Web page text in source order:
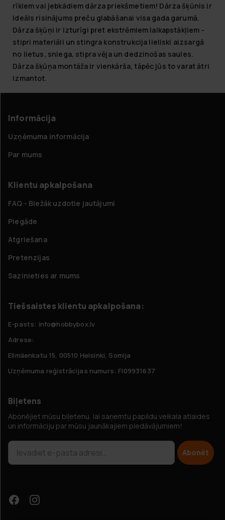
rīkiem vai jebkādiem dārza priekšmetiem! Dārza šķūnis ir
ideāls risinājums preču glabāšanai visa gada garumā.
Dārza šķūņi ir izturīgi pret ekstrēmiem laikapstākļiem -
stipri materiāli un stingra konstrukcija lieliski aizsargā
no lietus, sniega, stipra vēja un dedzinošas saules.
Dārza šķūņa montāža ir vienkārša, tāpēc jūs to varat ātri
izmantot.
Informācija
Uzņēmuma informācija
Par mums
Klientu apkalpošana
FAQ - Biežāk uzdotie jautājumi
Piegāde
Atgriešana
Pretenzijas
Sazinieties ar mums
Tiešsaistes klientu apkalpošana:
E-pasts: info@hobbybox.lv
Adrese:
Elimäenkatu 15, 00510 Helsinki, Somija
Uzņēmuma reģistrācijas numurs: FI09931637
Biļetens
Abonējiet mūsu biļetenu, lai saņemtu papildu veikala atlaides
un informāciju par mūsu jaunākajiem piedāvājumiem!
Abonēt